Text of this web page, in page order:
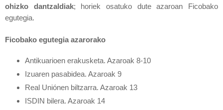
ohizko dantzaldiak; horiek osatuko dute azaroan Ficobako
egutegia.
Ficobako egutegia azarorako
Antikuarioen erakusketa. Azaroak 8-10
Izuaren pasabidea. Azaroak 9
Real Uniónen biltzarra. Azaroak 13
ISDIN bilera. Azaroak 14